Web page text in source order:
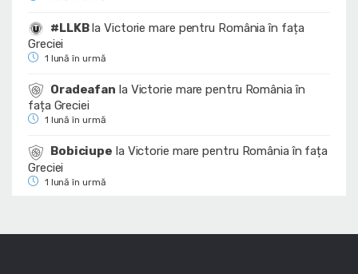
#LLKBlaVictorie mare pentru România în fața
Greciei
1 lună în urmă
Oradeafan la Victorie mare pentru România în
fața Greciei
1 lună în urmă
Bobiciupe la Victorie mare pentru România în fața
Greciei
1 lună în urmă